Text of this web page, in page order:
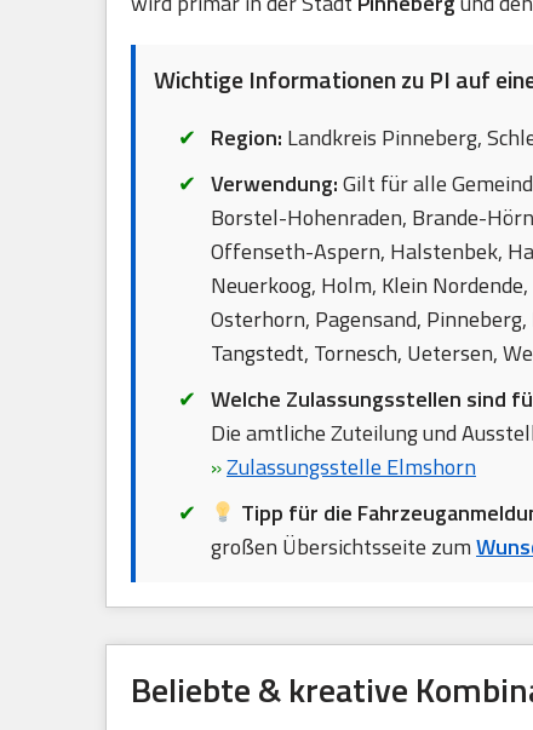
Wichtige Informationen zu PI auf
Region: Landkreis Pinneberg,
Verwendung:Gilt für alle
Borstel-Hohenraden, Brande-
Offenseth-Aspern, Halstenbek,
Neuerkoog, Holm, Klein
Osterhorn, Pagensand,
Tangstedt, Tornesch, Uetersen,
Welche Zulassungsstellen sind
Die amtliche Zuteilung und
»Zulassungsstelle Elmshorn
Tipp für die
großen Übersichtsseite zum
Beliebte & kreative